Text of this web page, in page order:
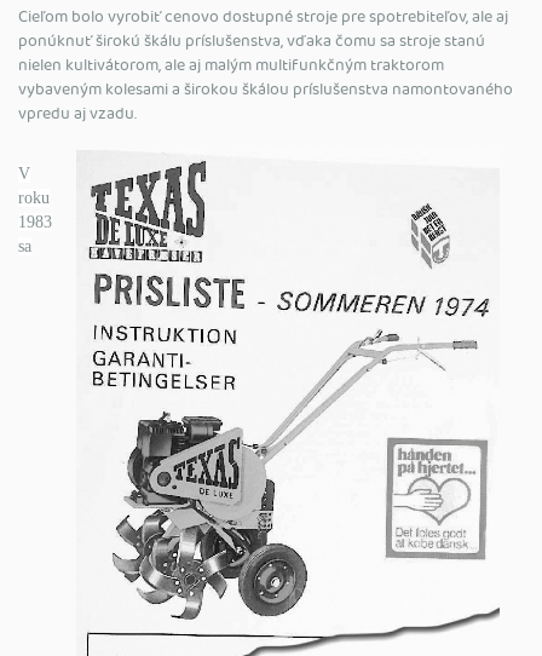
Cieľom bolo vyrobiť cenovo dostupné stroje pre spotrebiteľov, ale aj
ponúknuť širokú škálu príslušenstva, vďaka čomu sa stroje stanú
nielen kultivátorom, ale aj malým multifunkčným traktorom
vybaveným kolesami a širokou škálou príslušenstva namontovaného
vpredu aj vzadu.
V
roku
1983
sa